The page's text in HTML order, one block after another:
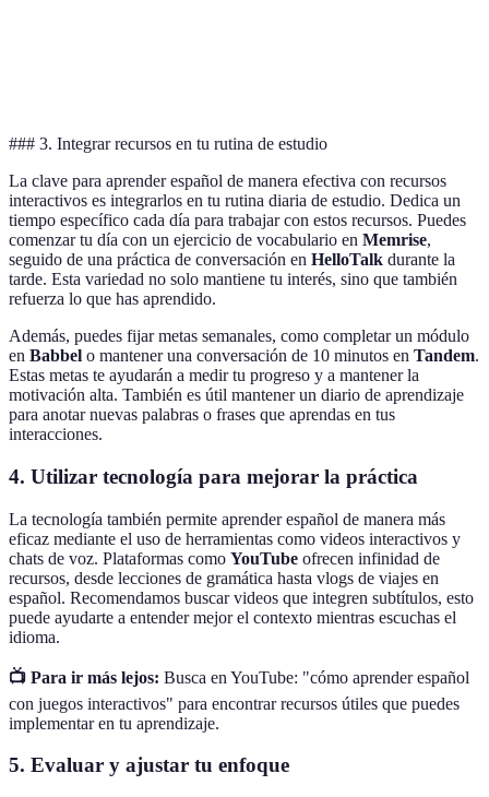
### 3. Integrar recursos en tu rutina de estudio
La clave para aprender español de manera efectiva con recursos
interactivos es integrarlos en tu rutina diaria de estudio. Dedica un
tiempo específico cada día para trabajar con estos recursos. Puedes
comenzar tu día con un ejercicio de vocabulario en Memrise,
seguido de una práctica de conversación en HelloTalk durante la
tarde. Esta variedad no solo mantiene tu interés, sino que también
refuerza lo que has aprendido.
Además, puedes fijar metas semanales, como completar un módulo
en Babbel o mantener una conversación de 10 minutos en Tandem.
Estas metas te ayudarán a medir tu progreso y a mantener la
motivación alta. También es útil mantener un diario de aprendizaje
para anotar nuevas palabras o frases que aprendas en tus
interacciones.
4. Utilizar tecnología para mejorar la práctica
La tecnología también permite aprender español de manera más
eficaz mediante el uso de herramientas como videos interactivos y
chats de voz. Plataformas como YouTube ofrecen infinidad de
recursos, desde lecciones de gramática hasta vlogs de viajes en
español. Recomendamos buscar videos que integren subtítulos, esto
puede ayudarte a entender mejor el contexto mientras escuchas el
idioma.
📺 Para ir más lejos: Busca en YouTube: "cómo aprender español
con juegos interactivos" para encontrar recursos útiles que puedes
implementar en tu aprendizaje.
5. Evaluar y ajustar tu enfoque